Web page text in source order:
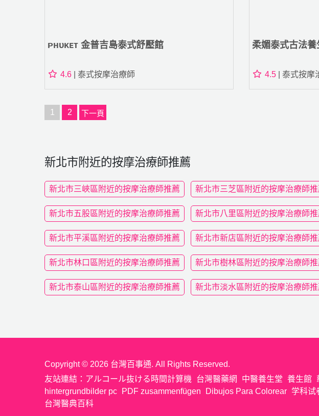
ᴘʜᴜᴋᴇᴛ 金普吉島泰式舒壓館
4.6 | 泰式按摩治療師
柔媚泰式古法養
4.5 | 泰式按摩
1 2 下一頁
新北市附近的按摩治療師推薦
新北市三峽區附近的按摩治療師推薦 新北市三芝區附近的按摩治療師推
新北市五股區附近的按摩治療師推薦 新北市八里區附近的按摩治療師推
新北市平溪區附近的按摩治療師推薦 新北市新店區附近的按摩治療師推
新北市林口區附近的按摩治療師推薦 新北市樹林區附近的按摩治療師推
新北市泰山區附近的按摩治療師推薦 新北市淡水區附近的按摩治療師推
Copyright © 2026 台灣百事通. All Rights Reserved.
友站連結： アルコール抜ける時間計算機 台灣醫藥網 中醫養生堂 養生館
hintergrundbilder pc
PDF zusammenfügen Dibujos Para Colorear 学科试
台灣醫典百科